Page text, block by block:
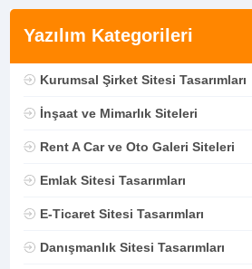
Yazılım Kategorileri
Kurumsal Şirket Sitesi Tasarımları
İnşaat ve Mimarlık Siteleri
Rent A Car ve Oto Galeri Siteleri
Emlak Sitesi Tasarımları
E-Ticaret Sitesi Tasarımları
Danışmanlık Sitesi Tasarımları